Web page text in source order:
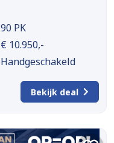
90 PK
€ 10.950,-
Handgeschakeld
Bekijk deal